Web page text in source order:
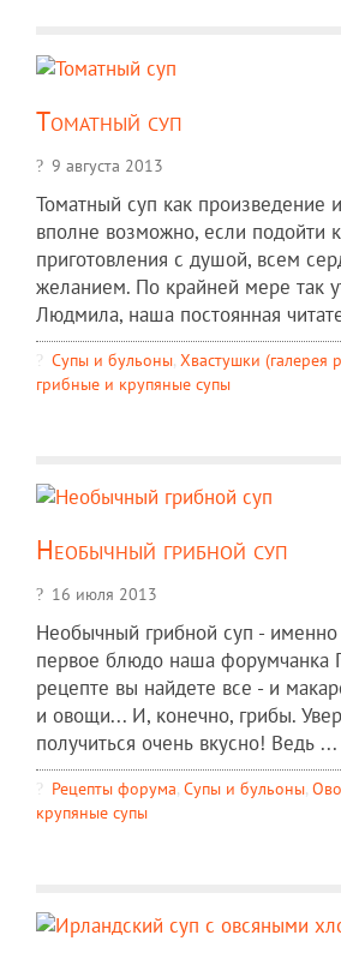
Томатный суп
9 августа 2013
Томатный суп как произведение
вполне возможно, если подойти
приготовления с душой, всем
желанием. По крайней мере так
Людмила, наша постоянная
Супы и бульоны, Хвастушки (галерея
грибные и крупяные супы
Необычный грибной суп
16 июля 2013
Необычный грибной суп - именно
первое блюдо наша форумчанка
рецепте вы найдете все - и
и овощи... И, конечно, грибы.
получиться очень вкусно! Ведь ...
Рецепты форума, Супы и бульоны,
крупяные супы